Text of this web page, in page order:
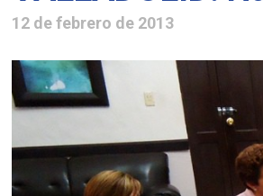
12 de febrero de 2013